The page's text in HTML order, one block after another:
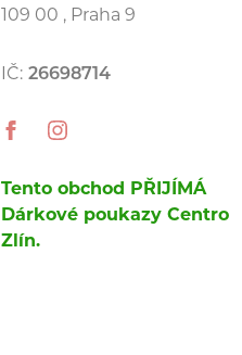
109 00 , Praha 9
IČ: 26698714
Tento obchod PŘIJÍMÁ
Dárkové poukazy Centro
Zlín.